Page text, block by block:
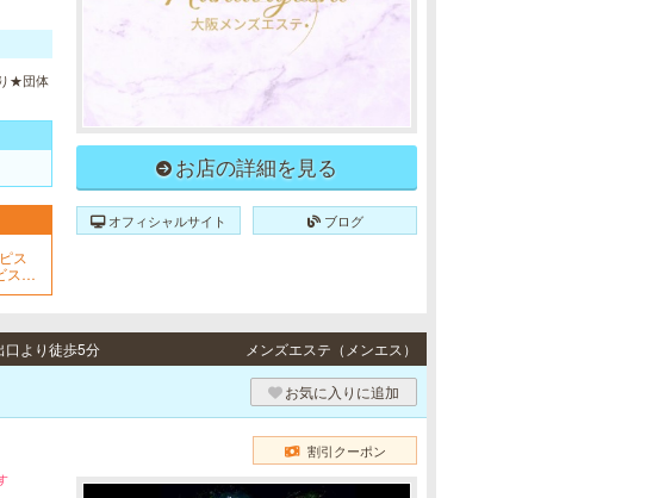
★団体
ス
スと
お店の詳細を見る
オフィシャルサイト ブログ
口より徒歩5分 メンズエステ（メンエス）
お気に入りに追加
割引クーポン